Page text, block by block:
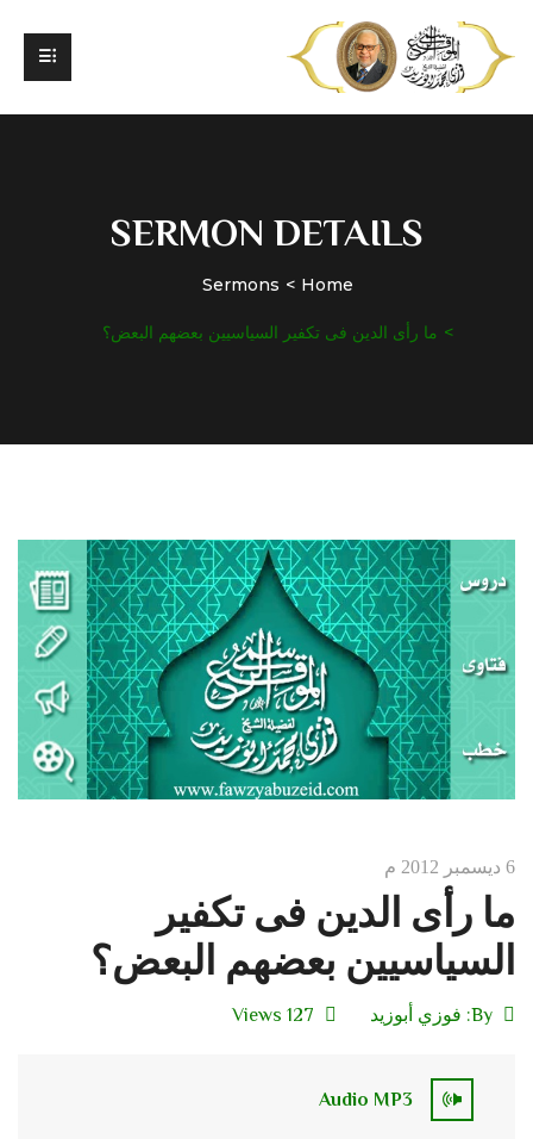
SERMON DETAILS
Home
Sermons
ما رأى الدين فى تكفير السياسيين بعضهم البعض؟
6 ديسمبر 2012 م
ما رأى الدين فى تكفير
السياسيين بعضهم البعض؟
By: فوزي أبوزيد 127 Views
Audio MP3